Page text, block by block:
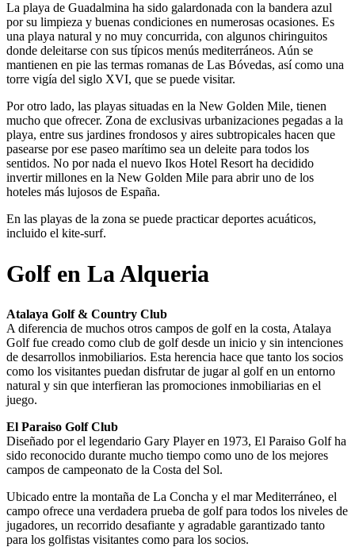
La playa de Guadalmina ha sido galardonada con la bandera azul
por su limpieza y buenas condiciones en numerosas ocasiones. Es
una playa natural y no muy concurrida, con algunos chiringuitos
donde deleitarse con sus típicos menús mediterráneos. Aún se
mantienen en pie las termas romanas de Las Bóvedas, así como una
torre vigía del siglo XVI, que se puede visitar.
Por otro lado, las playas situadas en la New Golden Mile, tienen
mucho que ofrecer. Zona de exclusivas urbanizaciones pegadas a la
playa, entre sus jardines frondosos y aires subtropicales hacen que
pasearse por ese paseo marítimo sea un deleite para todos los
sentidos. No por nada el nuevo Ikos Hotel Resort ha decidido
invertir millones en la New Golden Mile para abrir uno de los
hoteles más lujosos de España.
En las playas de la zona se puede practicar deportes acuáticos,
incluido el kite-surf.
Golf en La Alqueria
Atalaya Golf & Country Club
A diferencia de muchos otros campos de golf en la costa, Atalaya
Golf fue creado como club de golf desde un inicio y sin intenciones
de desarrollos inmobiliarios. Esta herencia hace que tanto los socios
como los visitantes puedan disfrutar de jugar al golf en un entorno
natural y sin que interfieran las promociones inmobiliarias en el
juego.
El Paraiso Golf Club
Diseñado por el legendario Gary Player en 1973, El Paraiso Golf ha
sido reconocido durante mucho tiempo como uno de los mejores
campos de campeonato de la Costa del Sol.
Ubicado entre la montaña de La Concha y el mar Mediterráneo, el
campo ofrece una verdadera prueba de golf para todos los niveles de
jugadores, un recorrido desafiante y agradable garantizado tanto
para los golfistas visitantes como para los socios.